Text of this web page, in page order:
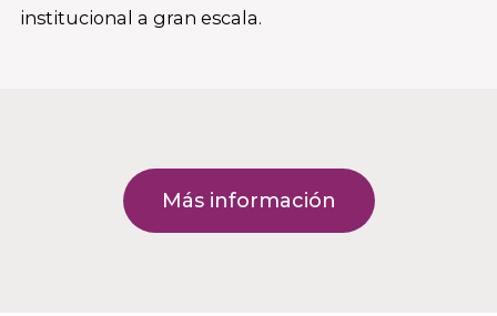
institucional a gran escala.
Más información